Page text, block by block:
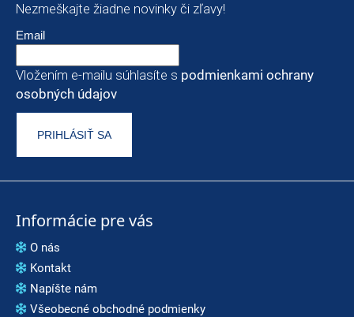
Nezmeškajte žiadne novinky či zľavy!
Email
Vložením e-mailu súhlasíte s podmienkami ochrany
osobných údajov
PRIHLÁSIŤ SA
Informácie pre vás
O nás
Kontakt
Napíšte nám
Všeobecné obchodné podmienky